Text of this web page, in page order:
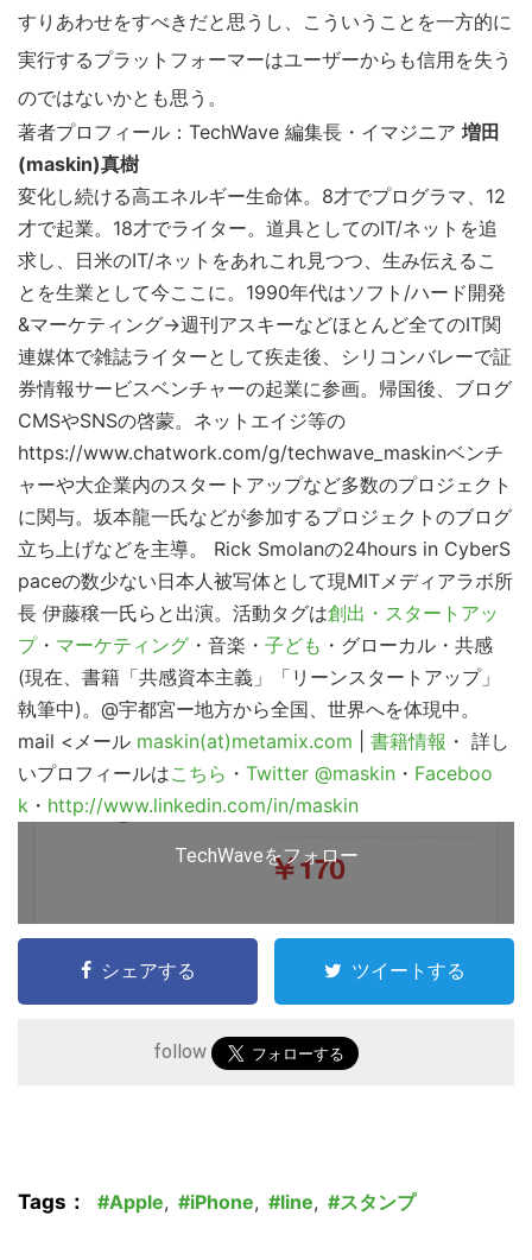
すりあわせをすべきだと思うし、こういうことを一方的に
実行するプラットフォーマーはユーザーからも信用を失う
のではないかとも思う。
著者プロフィール：TechWave 編集長・イマジニア 増田
(maskin)真樹
変化し続ける高エネルギー生命体。8才でプログラマ、12
才で起業。18才でライター。道具としてのIT/ネットを追
求し、日米のIT/ネットをあれこれ見つつ、生み伝えるこ
とを生業として今ここに。1990年代はソフト/ハード開発
&マーケティング→週刊アスキーなどほとんど全てのIT関
連媒体で雑誌ライターとして疾走後、シリコンバレーで証
券情報サービスベンチャーの起業に参画。帰国後、ブログ
CMSやSNSの啓蒙。ネットエイジ等の
https://www.chatwork.com/g/techwave_maskinベンチ
ャーや大企業内のスタートアップなど多数のプロジェクト
に関与。坂本龍一氏などが参加するプロジェクトのブログ
立ち上げなどを主導。 Rick Smolanの24hours in CyberS
paceの数少ない日本人被写体として現MITメディアラボ所
長 伊藤穣一氏らと出演。活動タグは創出・スタートアッ
プ・ マーケティング ・音楽・ 子ども ・グローカル・共感
(現在、書籍「共感資本主義」「リーンスタートアップ」
執筆中)。@宇都宮ー地方から全国、世界へを体現中。
mail <メール maskin(at)metamix.com 書籍情報 ・ 詳し
いプロフィールはこちら ・ Twitter @maskin ・ Faceboo
k ・ http://www.linkedin.com/in/maskin
TechWaveをフォロー
シェアする ツイートする
follow
Tags： Apple, iPhone, line, スタンプ
こ
の
サ
イ
ト
を
検
索
す
る